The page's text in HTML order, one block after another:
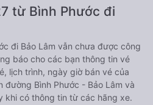
từ Bình Phước đi
đi Bảo Lâm vẫn chưa được công
báo cho các bạn thông tin vé
lịch trình, ngày giờ bán vé của
Bình Phước - Bảo Lâm và
khi có thông tin từ các hãng xe.